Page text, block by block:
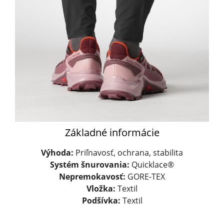
Základné informácie
Výhoda: Priľnavosť, ochrana, stabilita
Systém šnurovania: Quicklace®
Nepremokavosť: GORE-TEX
Vložka: Textil
Podšívka: Textil